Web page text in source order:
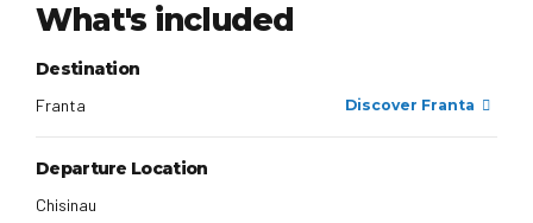
What's included
Destination
Franta Discover Franta
Departure Location
Chisinau